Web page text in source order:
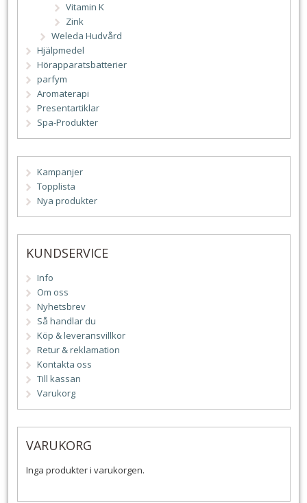
Vitamin K
Zink
Weleda Hudvård
Hjälpmedel
Hörapparatsbatterier
parfym
Aromaterapi
Presentartiklar
Spa-Produkter
Kampanjer
Topplista
Nya produkter
KUNDSERVICE
Info
Om oss
Nyhetsbrev
Så handlar du
Köp & leveransvillkor
Retur & reklamation
Kontakta oss
Till kassan
Varukorg
VARUKORG
Inga produkter i varukorgen.